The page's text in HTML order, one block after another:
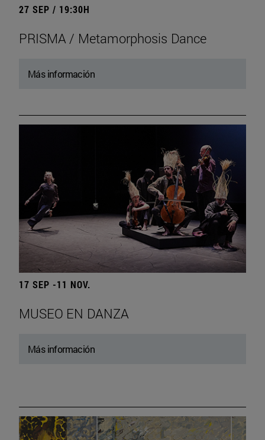
27 SEP / 19:30H
PRISMA / Metamorphosis Dance
Más información
17 SEP -11 NOV.
MUSEO EN DANZA
Más información